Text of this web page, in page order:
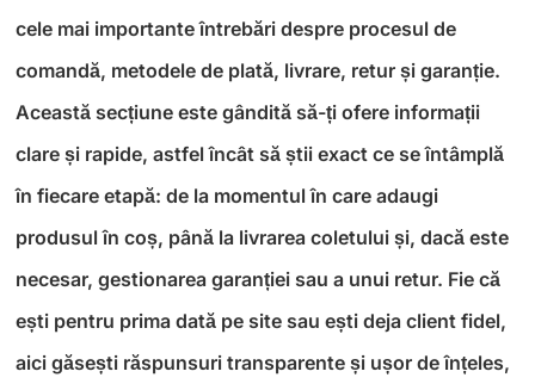
cele mai importante întrebări despre procesul de
comandă, metodele de plată, livrare, retur și garanție.
Această secțiune este gândită să-ți ofere informații
clare și rapide, astfel încât să știi exact ce se întâmplă
în fiecare etapă: de la momentul în care adaugi
produsul în coș, până la livrarea coletului și, dacă este
necesar, gestionarea garanției sau a unui retur. Fie că
ești pentru prima dată pe site sau ești deja client fidel,
aici găsești răspunsuri transparente și ușor de înțeles,